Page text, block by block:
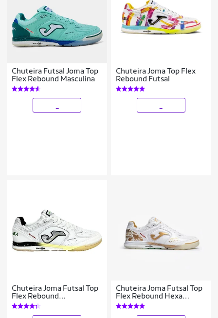
Chuteira Futsal Joma Top
Flex Rebound Masculina
Chuteira Joma Top Flex
Rebound Futsal
Chuteira Joma Futsal Top
Flex Rebound
TORW2502IN Branco
Chuteira Joma Futsal Top
Flex Rebound Hexa
Branco/Dourado